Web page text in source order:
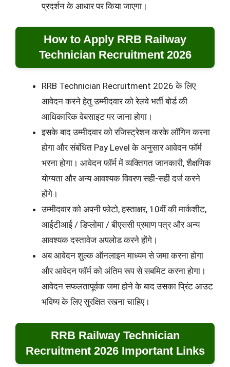
प्रदर्शन के आधार पर किया जाएगा।
How to Apply RRB Railway
Technician Recruitment 2026
RRB Technician Recruitment 2026 के लिए
आवेदन करने हेतु उम्मीदवार को रेलवे भर्ती बोर्ड की
आधिकारिक वेबसाइट पर जाना होगा।
इसके बाद उम्मीदवार को रजिस्ट्रेशन करके लॉगिन करना
होगा और संबंधित Pay Level के अनुसार आवेदन फॉर्म
भरना होगा। आवेदन फॉर्म में व्यक्तिगत जानकारी, शैक्षणिक
योग्यता और अन्य आवश्यक विवरण सही-सही दर्ज करने
होंगे।
उम्मीदवार को अपनी फोटो, हस्ताक्षर, 10वीं की मार्कशीट,
आईटीआई / डिप्लोमा / बीएससी प्रमाण पत्र और अन्य
आवश्यक दस्तावेज अपलोड करने होंगे।
अब आवेदन शुल्क ऑनलाइन माध्यम से जमा करना होगा
और आवेदन फॉर्म को अंतिम रूप से सबमिट करना होगा।
आवेदन सफलतापूर्वक जमा होने के बाद उसका प्रिंट आउट
भविष्य के लिए सुरक्षित रखना चाहिए।
RRB Railway Technician
Recruitment 2026 Important Links